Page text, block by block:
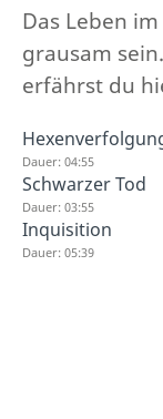
Das Leben
grausam
erfährst du
Dauer: 04:55
Schwarzer Tod
Dauer: 03:55
Inquisition
Dauer: 05:39